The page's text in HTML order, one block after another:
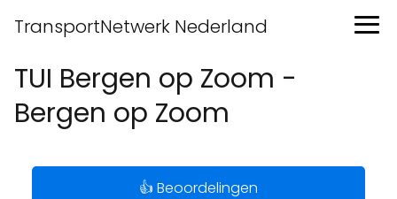
TransportNetwerk Nederland
TUI Bergen op Zoom -
Bergen op Zoom
👍 Beoordelingen